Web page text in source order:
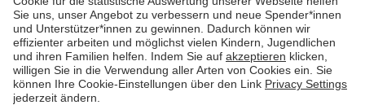
in Vollzeit (38,5 Std./Wo.), SOS-Kinderdorf
Saarbrücken, Saarbrücken
Hauswirtschaftskraft (m/w/d)